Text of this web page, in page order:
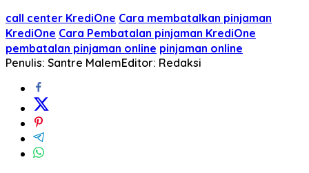
call center KrediOne Cara membatalkan pinjaman
KrediOne Cara Pembatalan pinjaman KrediOne
pembatalan pinjaman online pinjaman online
Penulis: Santre MalemEditor: Redaksi